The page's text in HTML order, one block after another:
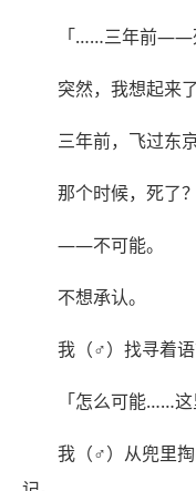
「……三年前——
突然，我想起来了
三年前，飞过东
那个时候，死了？
——不可能。
不想承认。
我（♂）找寻着语
「怎么可能……
我（♂）从兜里